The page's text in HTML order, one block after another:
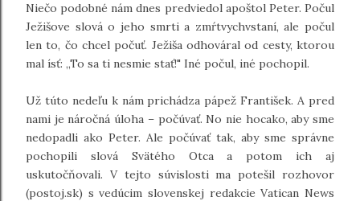
Niečo podobné nám dnes predviedol apoštol Peter. Počul
Ježišove slová o jeho smrti a zmŕtvychvstaní, ale počul
len to, čo chcel počuť. Ježiša odhováral od cesty, ktorou
mal ísť: „To sa ti nesmie stať!" Iné počul, iné pochopil.
Už túto nedeľu k nám prichádza pápež František. A pred
nami je náročná úloha – počúvať. No nie hocako, aby sme
nedopadli ako Peter. Ale počúvať tak, aby sme správne
pochopili slová Svätého Otca a potom ich aj
uskutočňovali. V tejto súvislosti ma potešil rozhovor
(postoj.sk) s vedúcim slovenskej redakcie Vatican News